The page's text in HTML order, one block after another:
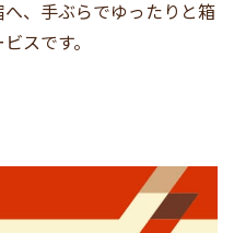
、手ぶらでゆったりと箱
スです。